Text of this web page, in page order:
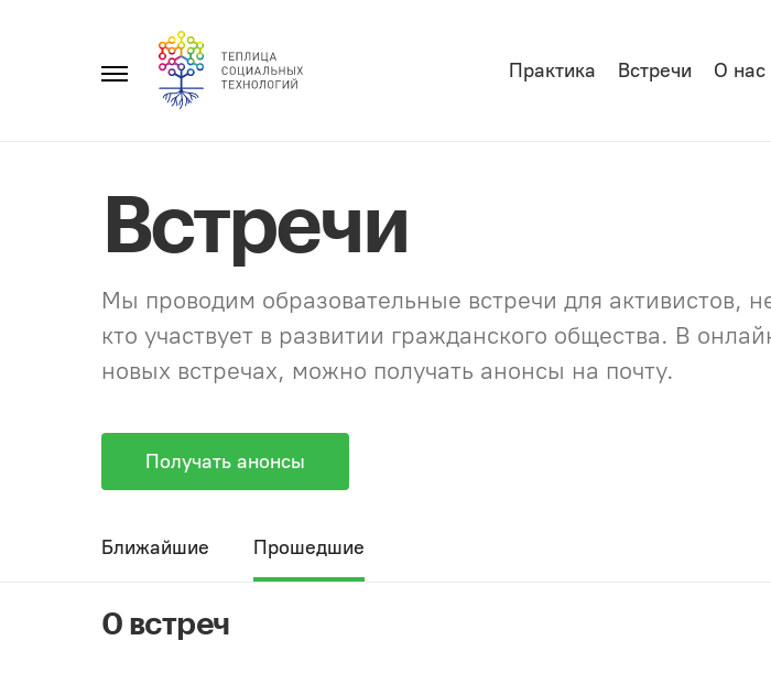
Главное
Практика Встречи О нас
Встречи
Мы проводим образовательные встречи для активистов,
кто участвует в развитии гражданского общества. В
новых встречах, можно получать анонсы на почту.
Получать анонсы
Ближайшие Прошедшие
0 встреч